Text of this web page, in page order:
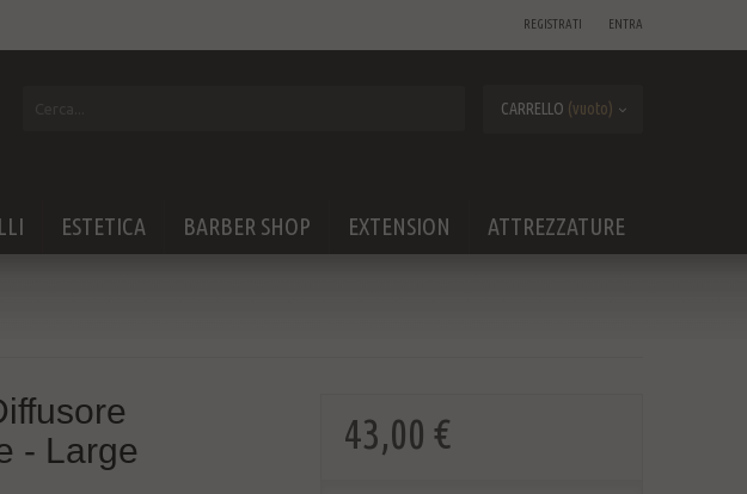
ENTRA
REGISTRATI
CARRELLO (vuoto)
ATTREZZATURE
EXTENSION
BARBER SHOP
ESTETICA
- Large
43,00 €